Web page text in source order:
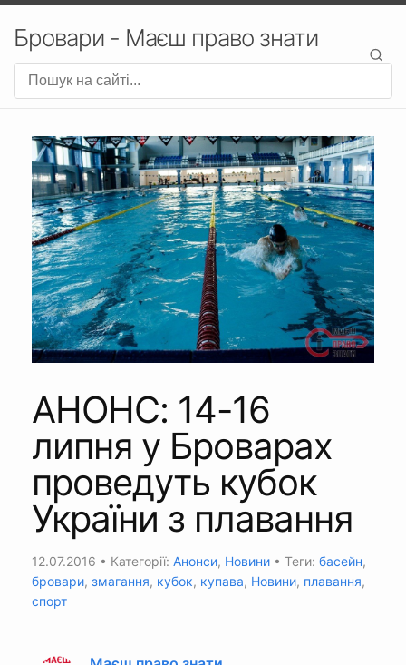
Бровари - Маєш право знати
АНОНС: 14-16
липня у Броварах
проведуть кубок
України з плавання
12.07.2016 • Категорії: Анонси, Новини • Теги: басейн,
бровари, змагання, кубок, купава, Новини, плавання,
спорт